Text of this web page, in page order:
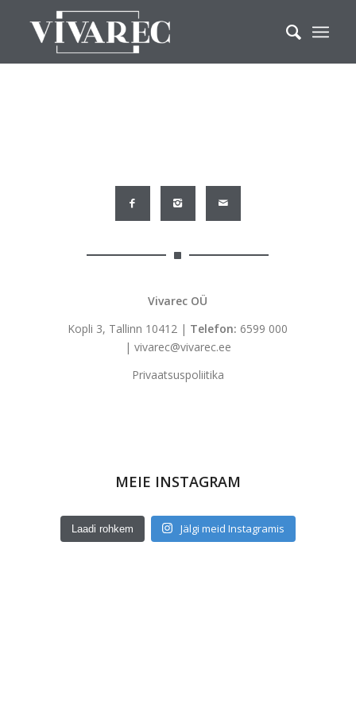
Vivarec OÜ
Kopli 3, Tallinn 10412 | Telefon: 6599 000
| vivarec@vivarec.ee
Privaatsuspoliitika
MEIE INSTAGRAM
Laadi rohkem Jälgi meid Instagramis